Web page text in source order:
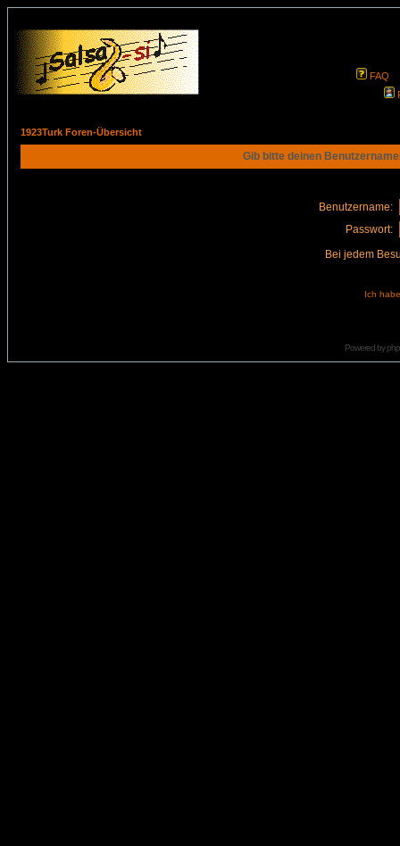
FAQ
1923Turk Foren-Übersicht
Gib bitte deinen
Benutzername:
Passwort:
Bei jedem
Ich
Powered by